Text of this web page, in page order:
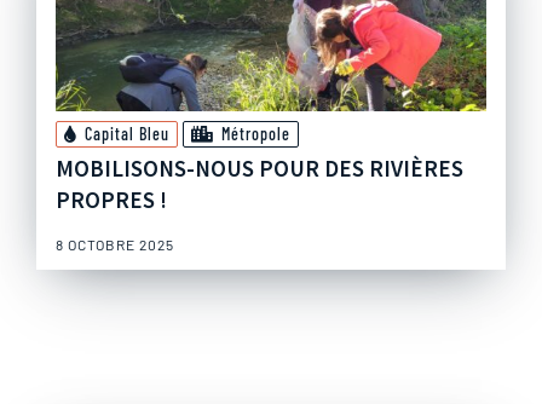
Capital Bleu Métropole
MOBILISONS-NOUS POUR DES RIVIÈRES
PROPRES !
8 OCTOBRE 2025